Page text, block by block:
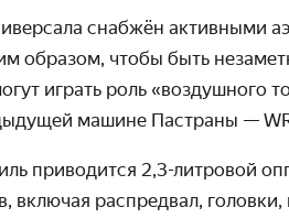
снабжён активными
образом, чтобы быть
играть роль «воздушного
машине Пастраны —
приводится 2,3-литровой
включая распредвал,